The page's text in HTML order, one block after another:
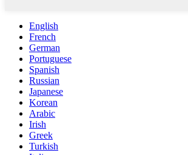
English
French
German
Portuguese
Spanish
Russian
Japanese
Korean
Arabic
Irish
Greek
Turkish